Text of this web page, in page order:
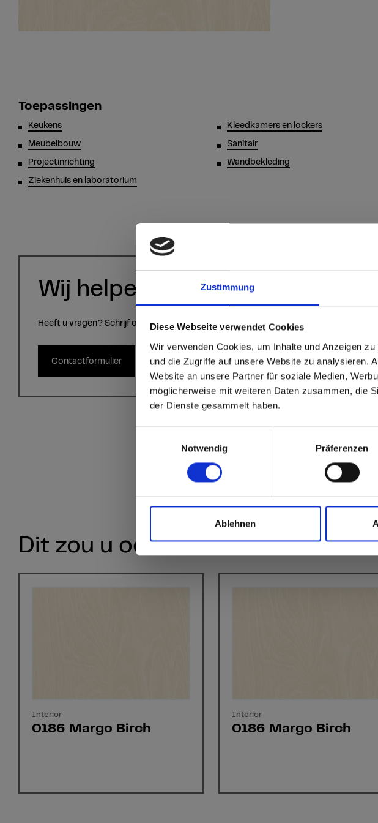
Zustimmung
Diese Webseite verwendet Cookies
Wir verwenden Cookies, um Inhalte und Anzeigen
und die Zugriffe auf unsere Website zu analysieren.
Website an unsere Partner für soziale Medien,
möglicherweise mit weiteren Daten zusammen, die
der Dienste gesammelt haben.
Notwendig
Präferenzen
Ablehnen
sr.modal is not closeable
Are you based
Staten?
Go to the Fundermax North America website
and the rest of the world!
Click here to go to the Fundermax North
Toepassingen
Keukens
Meubelbouw
Projectinrichting
Ziekenhuis en laboratorium
Kleedkamers en lockers
Sanitair
Wandbekleding
Wij helpen u graag!
Heeft u vragen? Schrijf ons via het contactformulier.
Contactformulier
Dit zou u ook kunnen
Interior
0186 Margo Birch
Interior
0186 Margo Birch